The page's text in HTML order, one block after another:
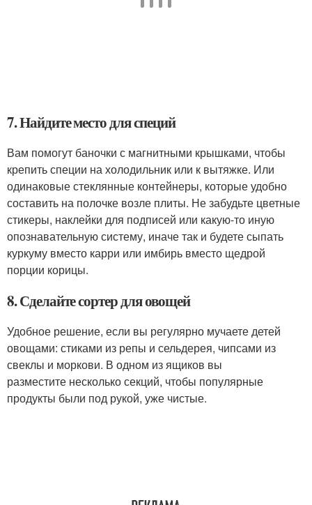
7. Найдите место для специй
Вам помогут баночки с магнитными крышками, чтобы
крепить специи на холодильник или к вытяжке. Или
одинаковые стеклянные контейнеры, которые удобно
составить на полочке возле плиты. Не забудьте цветные
стикеры, наклейки для подписей или какую-то иную
опознавательную систему, иначе так и будете сыпать
куркуму вместо карри или имбирь вместо щедрой
порции корицы.
8. Сделайте сортер для овощей
Удобное решение, если вы регулярно мучаете детей
овощами: стиками из репы и сельдерея, чипсами из
свеклы и моркови. В одном из ящиков вы
разместите несколько секций, чтобы популярные
продукты были под рукой, уже чистые.